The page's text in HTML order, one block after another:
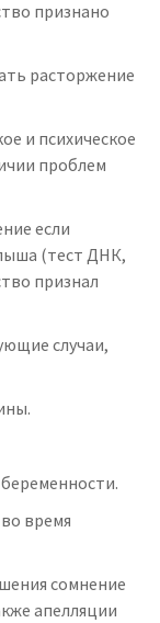
признано
расторжение
и психическое
проблем
если
(тест ДНК,
признал
случаи,
время
сомнение
апелляции